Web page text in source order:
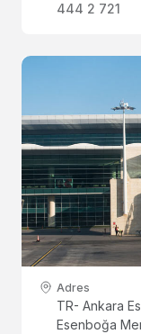
444 2 721
Adres
TR- Ankara
Esenboğa